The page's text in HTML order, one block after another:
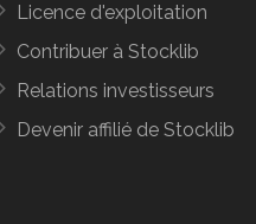
Licence d'exploitation
Contribuer à Stocklib
Relations investisseurs
Devenir affilié de Stocklib